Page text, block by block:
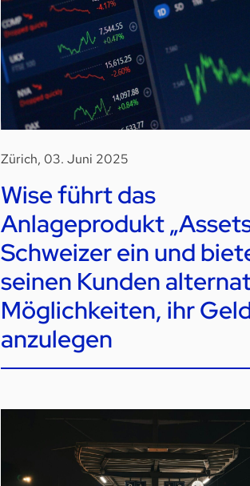
Zürich, 03. Juni 2025
Wise führt das
Anlageprodukt
Schweizer ein und
seinen Kunden
Möglichkeiten, ihr
anzulegen